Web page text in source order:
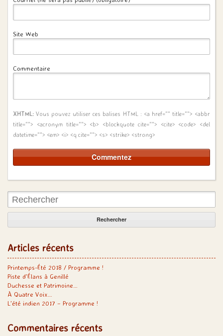
Site Web
Commentaire
XHTML: Vous pouvez utiliser ces balises HTML : <a href="" title=""> <abbr
title=""> <acronym title=""> <b> <blockquote cite=""> <cite> <code> <del
datetime=""> <em> <i> <q cite=""> <s> <strike> <strong>
Rechercher:
Articles récents
Printemps-Été 2018 / Programme !
Piste d’Élans à Genillé
Duchesse et Patrimoine…
À Quatre Voix…
L’été indien 2017 – Programme !
Commentaires récents